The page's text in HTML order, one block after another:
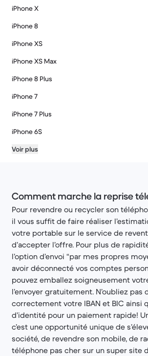
iPhone X
iPhone 8
iPhone XS
iPhone XS Max
iPhone 8 Plus
iPhone 7
iPhone 7 Plus
iPhone 6S
Voir plus
Comment marche la reprise
Pour revendre ou recycler son
il vous suffit de faire réaliser
votre portable sur le service de
d’accepter l’offre. Pour plus de
l’option d’envoi “par mes propres
avoir déconnecté vos comptes
pouvez emballez soigneusement
l’envoyer gratuitement. N’oubliez pas
correctement votre IBAN et BIC ainsi
d’identité pour un paiement rapide!
c’est une opportunité unique de
société, de revendre son mobile, de
téléphone pas cher sur un super site